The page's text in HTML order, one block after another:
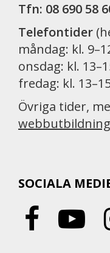
Tfn: 08 690 58
Telefontider
måndag: kl.
onsdag: kl.
fredag: kl.
Övriga tider,
SOCIALA